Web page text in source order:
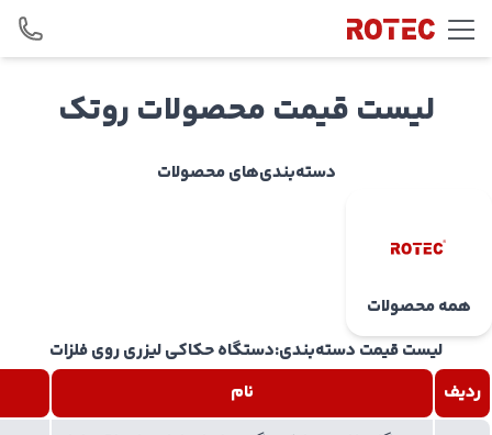
Skip to content
لیست قیمت محصولات روتک
دسته‌بندی‌های محصولات
همه محصولات
لیست قیمت دسته‌بندی:دستگاه حکاکی لیزری روی فلزات
ردیف
نام